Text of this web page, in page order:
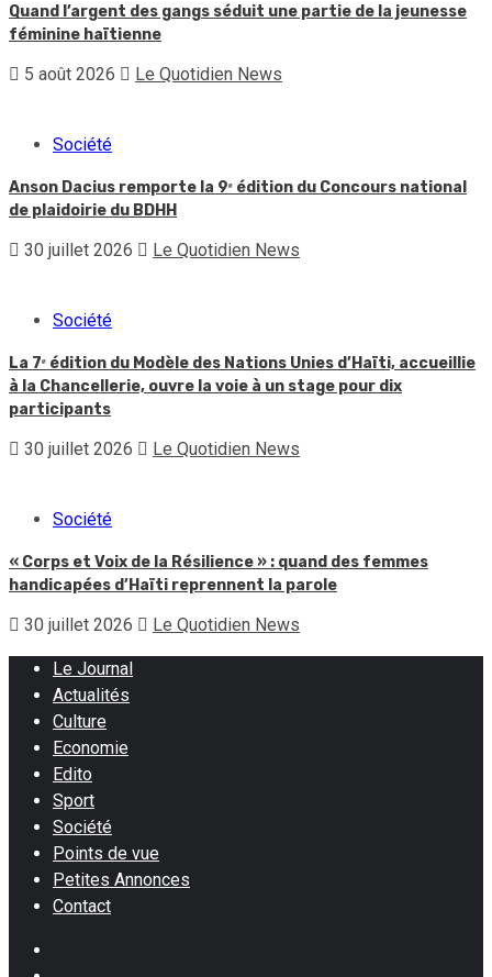
Quand l’argent des gangs séduit une partie de la jeunesse
féminine haïtienne
5 août 2026 Le Quotidien News
Société
Anson Dacius remporte la 9ᵉ édition du Concours national
de plaidoirie du BDHH
30 juillet 2026 Le Quotidien News
Société
La 7ᵉ édition du Modèle des Nations Unies d’Haïti, accueillie
à la Chancellerie, ouvre la voie à un stage pour dix
participants
30 juillet 2026 Le Quotidien News
Société
« Corps et Voix de la Résilience » : quand des femmes
handicapées d’Haïti reprennent la parole
30 juillet 2026 Le Quotidien News
Le Journal
Actualités
Culture
Economie
Edito
Sport
Société
Points de vue
Petites Annonces
Contact